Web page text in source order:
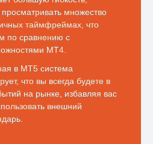
множество
таймфреймах, что
по сравнению с
MT4.
в MT5 система
что вы всегда будете в
на рынке, избавляя вас
внешний